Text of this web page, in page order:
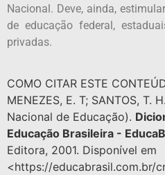
Nacional. Deve, ainda,
de educação federal,
privadas.
COMO CITAR ESTE
MENEZES, E. T; SANTOS, T.
Nacional de Educação).
Educação Brasileira -
Editora, 2001. Disponível em
<https://educabrasil.com.br/